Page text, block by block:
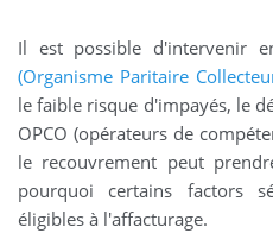
Il est possible d'intervenir
(Organisme Paritaire
le faible risque d'impayés, le
OPCO (opérateurs de
le recouvrement peut
pourquoi certains factors
éligibles à l'affacturage.